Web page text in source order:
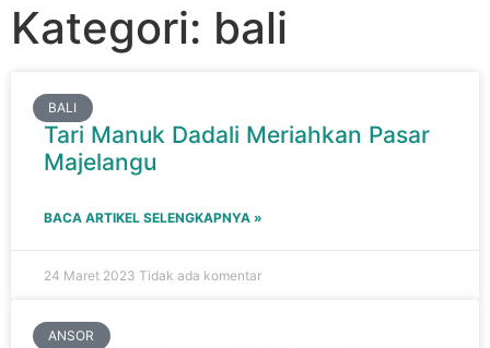
Kategori: bali
BALI
Tari Manuk Dadali Meriahkan Pasar
Majelangu
BACA ARTIKEL SELENGKAPNYA »
24 Maret 2023 Tidak ada komentar
ANSOR